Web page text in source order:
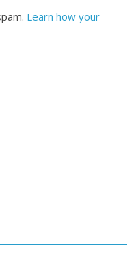
Learn how your